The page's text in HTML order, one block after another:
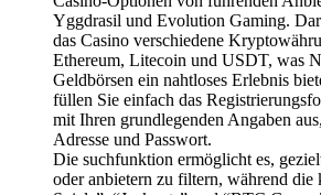
Yggdrasil und Evolution Gaming.
das Casino verschiedene
Ethereum, Litecoin und USDT, was
Geldbörsen ein nahtloses Erlebnis
füllen Sie einfach das
mit Ihren grundlegenden Angaben
Adresse und Passwort.
Die suchfunktion ermöglicht es,
oder anbietern zu filtern, während die